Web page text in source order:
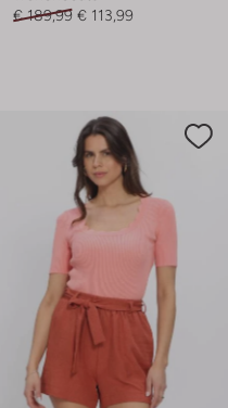
€ 189,99 € 113,99